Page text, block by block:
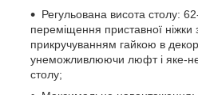
Регульована висота столу:
переміщення приставної ніжки
прикручуванням гайкою в
унеможливлюючи люфт і яке-
столу;